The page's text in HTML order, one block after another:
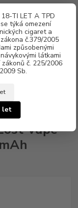
18-TI LET A TPD
týká omezení
cigaret a
č.379/2005
způsobenými
látkami
č. 225/2006
Sb.
let
Menu
za0 Kč
Vape